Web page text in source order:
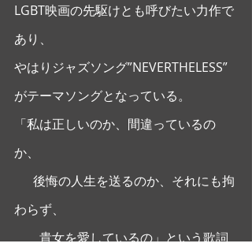
LGBT映画の先駆けとも呼びたい力作で
あり、
やはりジャズソング”NEVERTHELESS”
がテーマソングとなっている。
「私は正しいのか、間違っているの
か、
後悔の人生を送るのか、それにも拘
わらず、
貴女を愛しているの」という歌詞